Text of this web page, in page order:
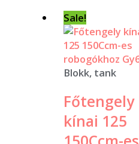
Sale!
Blokk, tank
Főtengely
kínai 125